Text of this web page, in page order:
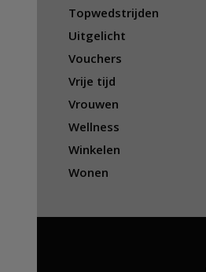
Topwedstrijden
Uitgelicht
Vouchers
Vrije tijd
Vrouwen
Wellness
Winkelen
Wonen